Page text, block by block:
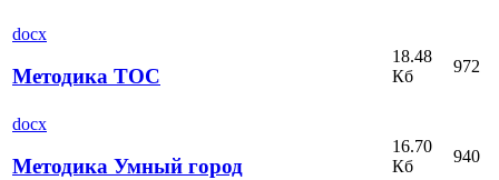
docx
Методика ТОС
18.48
Кб
972
docx
Методика Умный город
16.70
Кб
940